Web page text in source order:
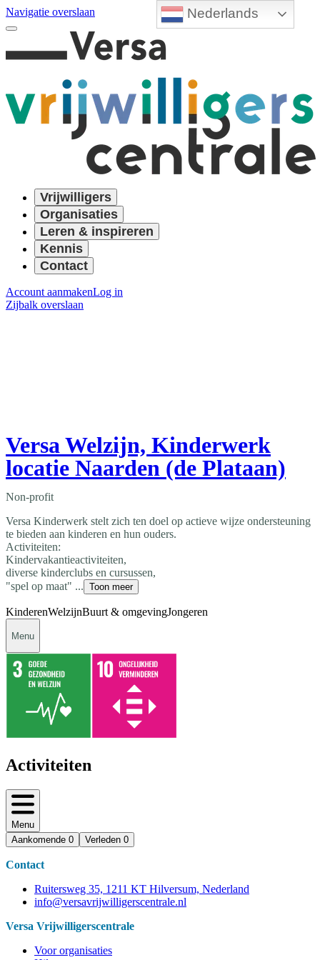
Nederlands
Navigatie overslaan
Vrijwilligers
Organisaties
Leren & inspireren
Kennis
Contact
Account aanmakenLog in
Zijbalk overslaan
Versa Welzijn, Kinderwerk
locatie Naarden (de Plataan)
Non-profit
Versa Kinderwerk stelt zich ten doel op actieve wijze ondersteuning
te bieden aan kinderen en hun ouders.
Activiteiten:
Kindervakantieactiviteiten,
diverse kinderclubs en cursussen,
"spel op maat" ... Toon meer
KinderenWelzijnBuurt & omgevingJongeren
Menu
Activiteiten
Menu
Aankomende 0 Verleden 0
Contact
Ruitersweg 35, 1211 KT Hilversum, Nederland
info@versavrijwilligerscentrale.nl
Versa Vrijwilligerscentrale
Voor organisaties